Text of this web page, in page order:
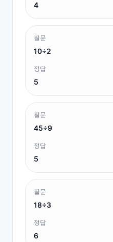
4
질문
10÷2
정답
5
질문
45÷9
정답
5
질문
18÷3
정답
6